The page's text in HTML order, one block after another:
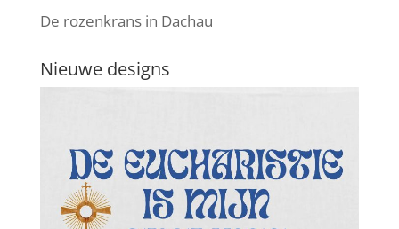
De rozenkrans in Dachau
Nieuwe designs